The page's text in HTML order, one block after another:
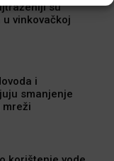
su
vinkovačkoj
i
smanjenje
mreži